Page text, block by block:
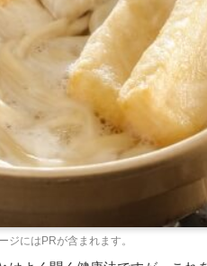
ジにはPRが含まれます。